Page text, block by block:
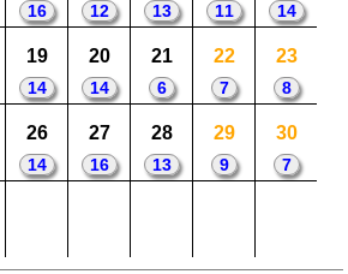
16 12 13 11 14
19
14
20
14
21
6
22
7
23
8
26
14
27
16
28
13
29
9
30
7